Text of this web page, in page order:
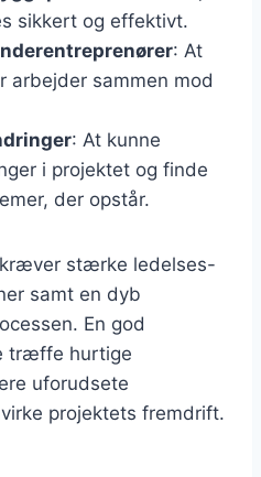
sikkert og effektivt.
: At
arbejder sammen mod
: At kunne
i projektet og finde
der opstår.
stærke ledelses-
samt en dyb
En god
træffe hurtige
uforudsete
projektets fremdrift.